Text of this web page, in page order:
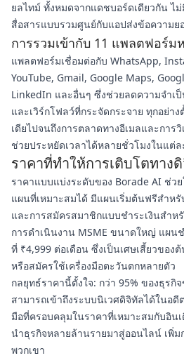
ยลไทม์ ทั้งหมดจากแดชบอร์ดเดียวกัน ไ
สื่อสารแบบรวมศูนย์กับแอปส่งข้อความ
การรวมเข้ากับ 11 แพลตฟอร์ม
แพลตฟอร์มเชื่อมต่อกับ WhatsApp,
YouTube, Gmail, Google Maps,
LinkedIn และอื่นๆ ซึ่งช่วยลดความจำเ
และเวิร์กโฟลว์ที่กระจัดกระจาย ทุกอย่า
เดียไปจนถึงการตลาดทางอีเมลและการ
ช่วยประหยัดเวลาได้หลายชั่วโมงในแต่
ราคาที่ทำให้การเติบโตทาง
ราคาแบบแบ่งระดับของ Borade AI ช่ว
แผนที่เหมาะสมได้ มีแผนเริ่มต้นฟรีสำหรั
และการสมัครสมาชิกแบบชำระเงินสำห
การดำเนินงาน MSME ขนาดใหญ่ แผน
ที่ ₹4,999 ต่อเดือน ซึ่งเป็นเศษเสี้ยวขอ
หรือสมัครใช้เครื่องมือตะวันตกหลายตัว
กลยุทธ์ราคานี้ตั้งใจ: กว่า 95% ของธุรกิ
สามารถเข้าถึงระบบนิเวศดิจิทัลได้ในอดี
มือที่ครอบคลุมในราคาที่เหมาะสมกับอิน
นำธุรกิจหลายล้านรายมาสู่ออนไลน์ เพิ่
พวกเขา